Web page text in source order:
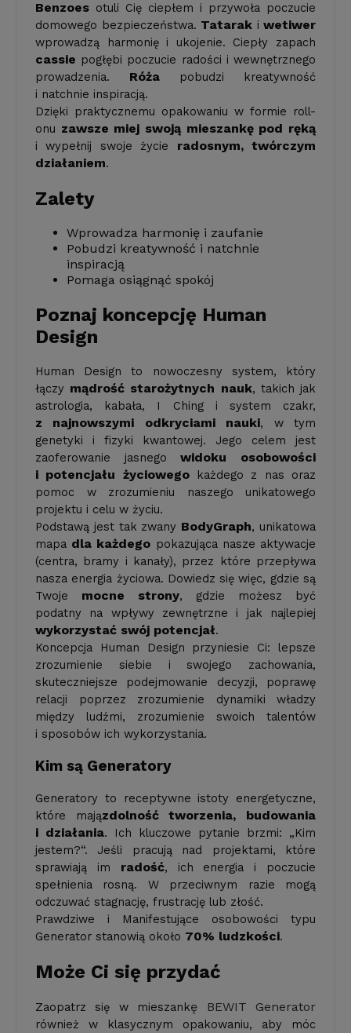
Benzoes otuli Cię ciepłem i przywoła poczucie
domowego bezpieczeństwa. Tatarak i wetiwer
wprowadzą harmonię i ukojenie. Ciepły zapach
cassie pogłębi poczucie radości i wewnętrznego
prowadzenia. Róża pobudzi kreatywność
i natchnie inspiracją.
Dzięki praktycznemu opakowaniu w formie roll-
onu zawsze miej swoją mieszankę pod ręką
i wypełnij swoje życie radosnym, twórczym
działaniem.
Zalety
Wprowadza harmonię i zaufanie
Pobudzi kreatywność i natchnie
inspiracją
Pomaga osiągnąć spokój
Poznaj koncepcję Human
Design
Human Design to nowoczesny system, który
łączy mądrość starożytnych nauk, takich jak
astrologia, kabała, I Ching i system czakr,
z najnowszymi odkryciami nauki, w tym
genetyki i fizyki kwantowej. Jego celem jest
zaoferowanie jasnegowidoku osobowości
i potencjału życiowegokażdego z nas oraz
pomoc w zrozumieniu naszego unikatowego
projektu i celu w życiu.
Podstawą jest tak zwany BodyGraph, unikatowa
mapa dla każdego pokazująca nasze aktywacje
(centra, bramy i kanały), przez które przepływa
nasza energia życiowa. Dowiedz się więc, gdzie są
Twoje mocne strony, gdzie możesz być
podatny na wpływy zewnętrzne i jak najlepiej
wykorzystać swój potencjał.
Koncepcja Human Design przyniesie Ci: lepsze
zrozumienie siebie i swojego zachowania,
skuteczniejsze podejmowanie decyzji, poprawę
relacji poprzez zrozumienie dynamiki władzy
między ludźmi, zrozumienie swoich talentów
i sposobów ich wykorzystania.
Kim są Generatory
Generatory to receptywne istoty energetyczne,
które majązdolność tworzenia, budowania
i działania. Ich kluczowe pytanie brzmi: „Kim
jestem?“. Jeśli pracują nad projektami, które
sprawiają im radość, ich energia i poczucie
spełnienia rosną. W przeciwnym razie mogą
odczuwać stagnację, frustrację lub złość.
Prawdziwe i Manifestujące osobowości typu
Generator stanowią około 70% ludzkości.
Może Ci się przydać
Zaopatrz się w mieszankę BEWIT Generator
również w klasycznym opakowaniu, aby móc